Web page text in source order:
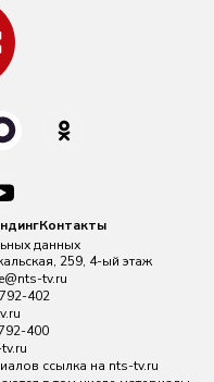
Контакты
данных
259, 4-ый этаж
tv.ru
402
400
ссылка на nts-tv.ru